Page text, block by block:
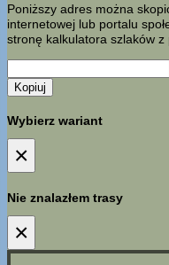
Poniższy adres można
internetowej lub portalu
stronę kalkulatora szlaków z
Kopiuj
Wybierz wariant
×
Nie znalazłem trasy
×